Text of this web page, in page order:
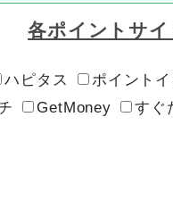
各ポイントサ